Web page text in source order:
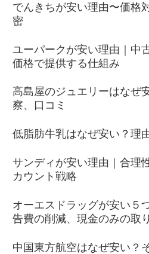
でんきちが安い理由〜価格
密
ユーパークが安い理由｜中
価格で提供する仕組み
高島屋のジュエリーはなぜ
察、口コミ
低脂肪牛乳はなぜ安い？理
サンディが安い理由｜合理
カウント戦略
オーエスドラッグが安い５
告費の削減、現金のみの取
中国東方航空はなぜ安い？